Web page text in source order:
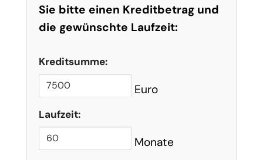
Sie bitte einen Kreditbetrag und
die gewünschte Laufzeit:
Kreditsumme:
Euro
Laufzeit:
Monate